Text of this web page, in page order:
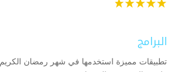
البرامج
تطبيقات مميزة استخدمها في شهر رمضان الكريم